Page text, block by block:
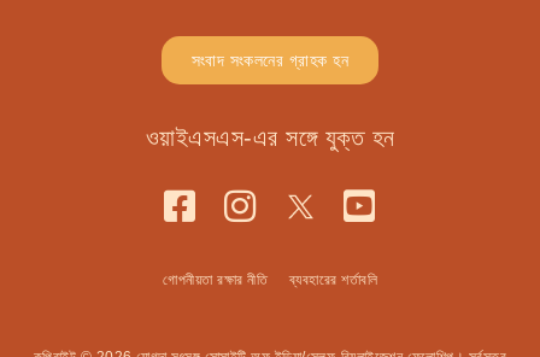
সংবাদ সংকলনের গ্রাহক হন
ওয়াইএসএস-এর সঙ্গে যুক্ত হন
গোপনীয়তা রক্ষার নীতি ব্যবহারের শর্তাবলি